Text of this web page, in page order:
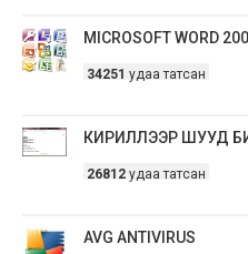
MICROSOFT WORD
34251 удаа татсан
КИРИЛЛЭЭР ШУУД
26812 удаа татсан
AVG ANTIVIRUS